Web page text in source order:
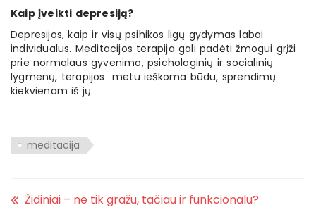
Kaip įveikti depresiją?
Depresijos, kaip ir visų psihikos ligų gydymas labai
individualus. Meditacijos terapija gali padėti žmogui grįži
prie normalaus gyvenimo, psichologinių ir socialinių
lygmenų, terapijos metu ieškoma būdu, sprendimų
kiekvienam iš jų.
meditacija
Židiniai – ne tik gražu, tačiau ir funkcionalu?